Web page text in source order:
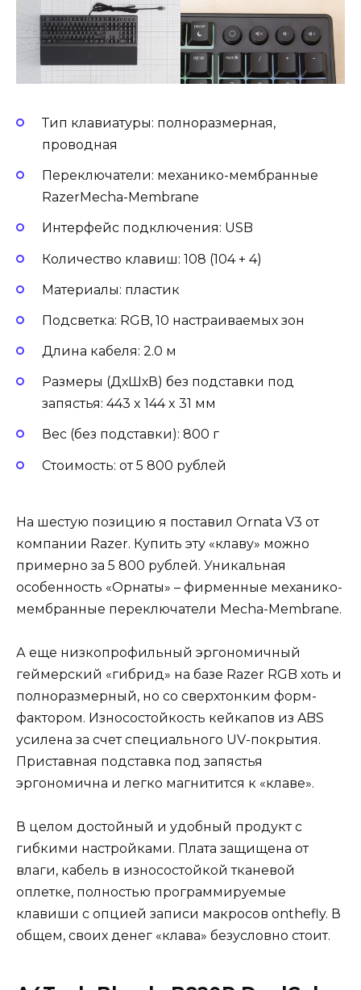
Тип клавиатуры: полноразмерная,
проводная
Переключатели: механико-мембранные
RazerMecha-Membrane
Интерфейс подключения: USB
Количество клавиш: 108 (104 + 4)
Материалы: пластик
Подсветка: RGB, 10 настраиваемых зон
Длина кабеля: 2.0 м
Размеры (ДхШхВ) без подставки под
запястья: 443 x 144 x 31 мм
Вес (без подставки): 800 г
Стоимость: от 5 800 рублей
На шестую позицию я поставил Ornata V3 от
компании Razer. Купить эту «клаву» можно
примерно за 5 800 рублей. Уникальная
особенность «Орнаты» – фирменные механико-
мембранные переключатели Mecha-Membrane.
А еще низкопрофильный эргономичный
геймерский «гибрид» на базе Razer RGB хоть и
полноразмерный, но со сверхтонким форм-
фактором. Износостойкость кейкапов из ABS
усилена за счет специального UV-покрытия.
Приставная подставка под запястья
эргономична и легко магнитится к «клаве».
В целом достойный и удобный продукт с
гибкими настройками. Плата защищена от
влаги, кабель в износостойкой тканевой
оплетке, полностью программируемые
клавиши с опцией записи макросов onthefly. В
общем, своих денег «клава» безусловно стоит.